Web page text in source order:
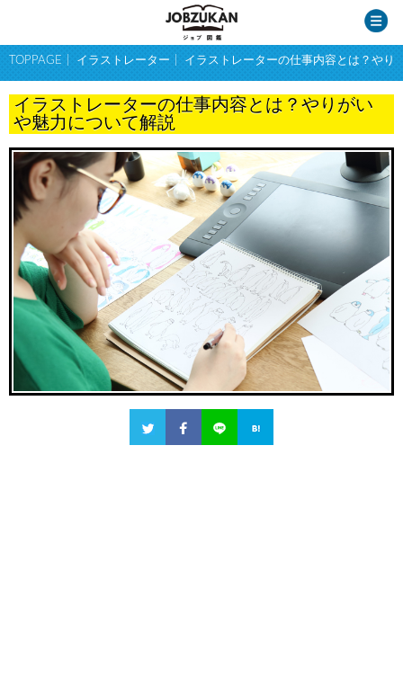
TOPPAGE イラストレーター イラストレーターの仕事内容とは？やり
イラストレーターの仕事内容とは？やりがい
や魅力について解説